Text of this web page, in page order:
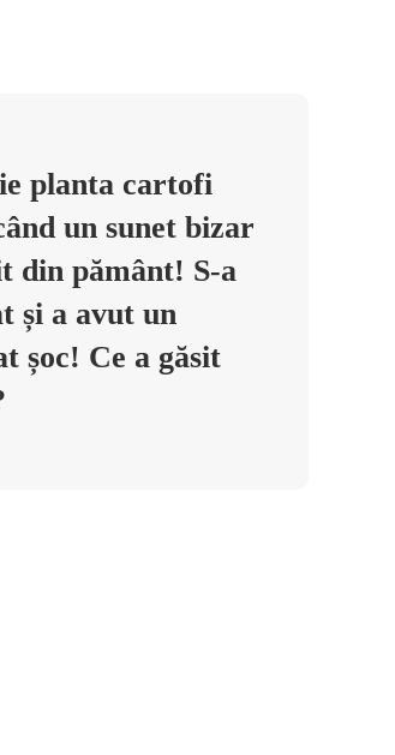
planta cartofi
un sunet bizar
din pământ! S-a
și a avut un
șoc! Ce a găsit